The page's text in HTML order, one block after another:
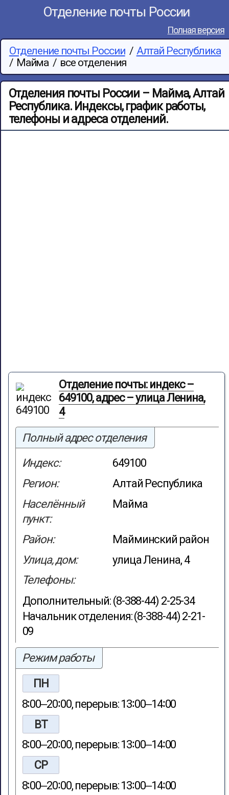
Отделение почты России
Полная версия
Отделение почты России / Алтай Республика
/ Майма / все отделения
Отделения почты России – Майма, Алтай
Республика. Индексы, график работы,
телефоны и адреса отделений.
Отделение почты: индекс –
649100, адрес – улица Ленина,
4
Полный адрес отделения
Индекс:
649100
Регион:
Алтай Республика
Населённый
пункт:
Майма
Район:
Майминский район
Улица, дом:
улица Ленина, 4
Телефоны:
Дополнительный: (8-388-44) 2-25-34
Начальник отделения: (8-388-44) 2-21-
09
Режим работы
ПН
8∶00‒20∶00, перерыв: 13∶00‒14∶00
ВТ
8∶00‒20∶00, перерыв: 13∶00‒14∶00
СР
8∶00‒20∶00, перерыв: 13∶00‒14∶00